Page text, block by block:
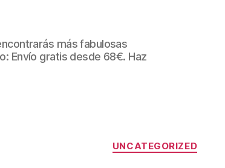
más fabulosas
Envío gratis desde 68€. Haz
Categorías
UNCATEGORIZED